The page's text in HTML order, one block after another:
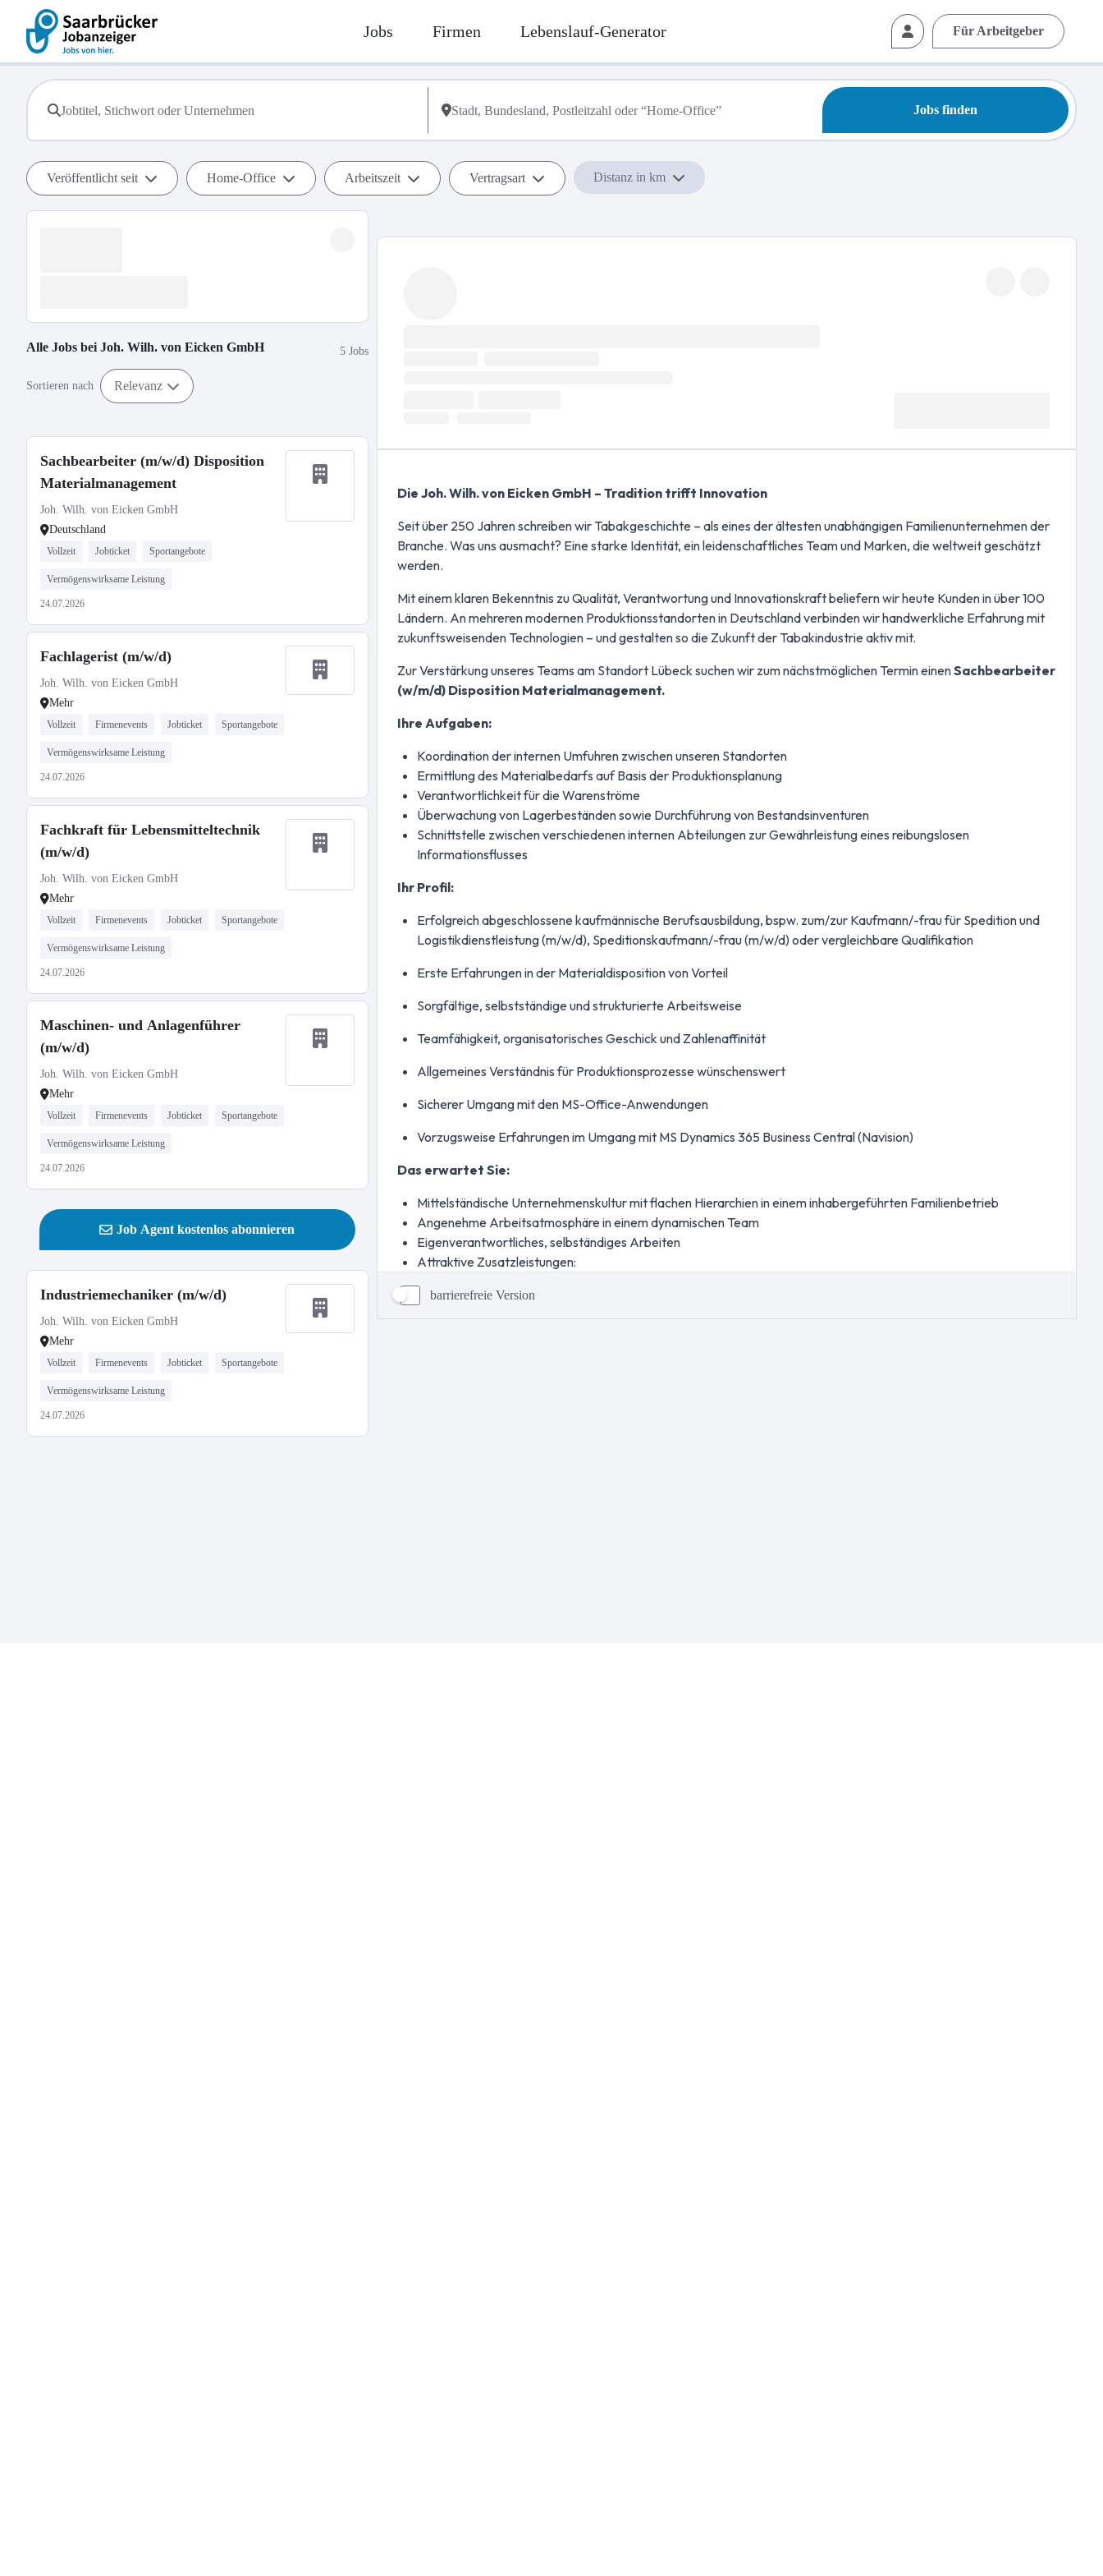
Jobs Firmen Lebenslauf-Generator Für Arbeitgeber
Jobs finden
Veröffentlicht seit Home-Office Arbeitszeit Vertragsart Distanz in km
Alle Jobs bei Joh. Wilh. von Eicken GmbH 5 Jobs
Sortieren nach Relevanz
Sachbearbeiter (m/w/d) Disposition
Materialmanagement
Joh. Wilh. von Eicken GmbH
Deutschland
Vollzeit Jobticket Sportangebote
Vermögenswirksame Leistung
24.07.2026
Fachlagerist (m/w/d)
Joh. Wilh. von Eicken GmbH
Mehr
Vollzeit Firmenevents Jobticket Sportangebote
Vermögenswirksame Leistung
24.07.2026
Fachkraft für Lebensmitteltechnik
(m/w/d)
Joh. Wilh. von Eicken GmbH
Mehr
Vollzeit Firmenevents Jobticket Sportangebote
Vermögenswirksame Leistung
24.07.2026
Maschinen- und Anlagenführer
(m/w/d)
Joh. Wilh. von Eicken GmbH
Mehr
Vollzeit Firmenevents Jobticket Sportangebote
Vermögenswirksame Leistung
24.07.2026
Job Agent kostenlos abonnieren
Industriemechaniker (m/w/d)
Joh. Wilh. von Eicken GmbH
Mehr
Vollzeit Firmenevents Jobticket Sportangebote
Vermögenswirksame Leistung
24.07.2026
barrierefreie Version